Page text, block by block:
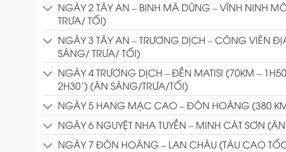
NGÀY 2 TÂY AN – BINH MÃ DŨNG – VĨNH NINH
TRƯA/ TỐI)
NGÀY 3 TÂY AN – TRƯƠNG DỊCH – CÔNG VIÊN
SÁNG/ TRƯA/ TỐI)
NGÀY 4 TRƯƠNG DỊCH – ĐỀN MATISI (70KM –
2H30’) (ĂN SÁNG/TRƯA/TỐI)
NGÀY 5 HANG MẠC CAO – ĐÔN HOÀNG (380
NGÀY 6 NGUYỆT NHA TUYỀN – MINH CÁT SƠN
NGÀY 7 ĐÔN HOÀNG – LAN CHÂU (TÀU CAO